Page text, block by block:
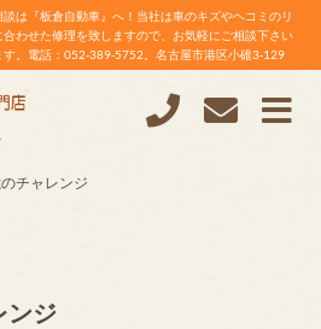
談は『板倉自動車』へ！当社は車のキズやヘコミのリ
わせた修理を致しますので、お気軽にご相談下さい
す。電話：052-389-5752。名古屋市港区小碓3-129
チャレンジ
ンジ